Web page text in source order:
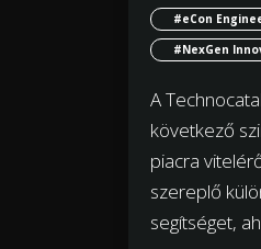
#eCon
#NexGen
A
következő
piacra
szereplő
segítséget,